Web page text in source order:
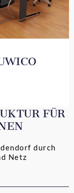
FÜR
durch
Netz